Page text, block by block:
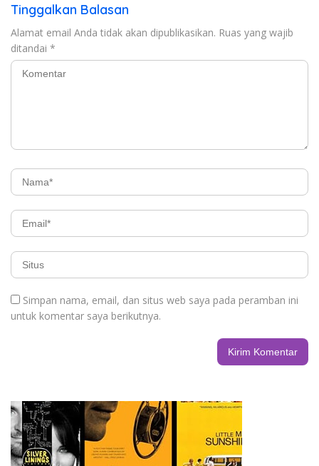
Tinggalkan Balasan
Alamat email Anda tidak akan dipublikasikan. Ruas yang wajib
ditandai *
Simpan nama, email, dan situs web saya pada peramban ini
untuk komentar saya berikutnya.